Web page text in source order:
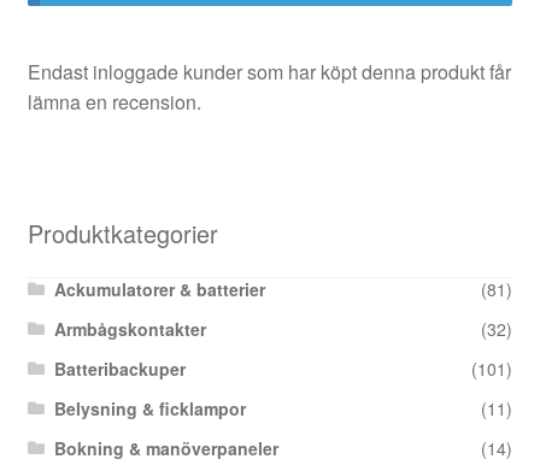
Endast inloggade kunder som har köpt denna produkt får
lämna en recension.
Produktkategorier
Ackumulatorer & batterier
(81)
Armbågskontakter
(32)
Batteribackuper
(101)
Belysning & ficklampor
(11)
Bokning & manöverpaneler
(14)